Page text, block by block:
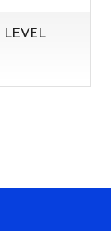
LEVEL